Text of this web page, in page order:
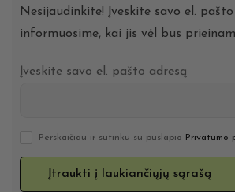
Nesijaudinkite! Įveskite savo el.
informuosime, kai jis vėl bus
Įveskite savo el. pašto adresą
Perskaičiau ir sutinku su puslapio Privatumo